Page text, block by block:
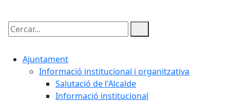
Cercar:
Ajuntament
Informació institucional i organitzativa
Salutació de l'Alcalde
Informació institucional